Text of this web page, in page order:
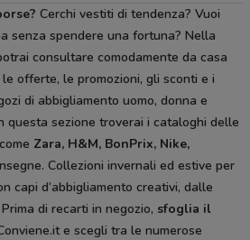
Cerchi vestiti di tendenza? Vuoi
senza spendere una fortuna? Nella
consultare comodamente da casa
offerte, le promozioni, gli sconti e i
di abbigliamento uomo, donna e
questa sezione troverai i cataloghi delle
Zara, H&M, BonPrix, Nike,
Collezioni invernali ed estive per
capi d’abbigliamento creativi, dalle
di recarti in negozio, sfoglia il
e scegli tra le numerose